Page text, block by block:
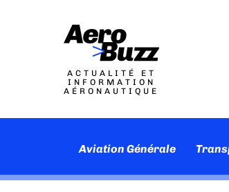
ACTUALITÉ ET
INFORMATION
AÉRONAUTIQUE
Aviation Générale